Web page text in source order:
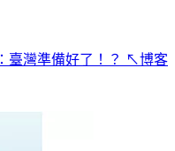
臺灣準備好了！？ ↖博客